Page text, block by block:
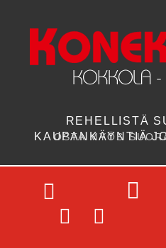
REHELLISTÄ
KAUPANKÄYNTIÄ
OSTA MYÖS